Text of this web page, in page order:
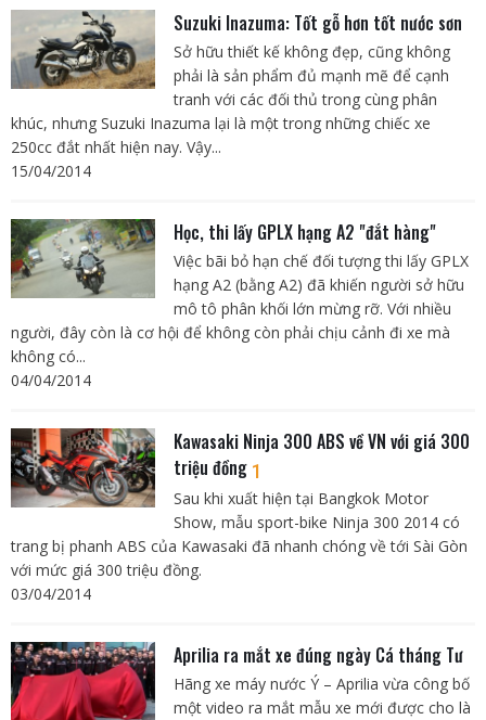
Suzuki Inazuma: Tốt gỗ hơn tốt nước sơn
Sở hữu thiết kế không đẹp, cũng không
phải là sản phẩm đủ mạnh mẽ để cạnh
tranh với các đối thủ trong cùng phân
khúc, nhưng Suzuki Inazuma lại là một trong những chiếc xe
250cc đắt nhất hiện nay. Vậy...
15/04/2014
Học, thi lấy GPLX hạng A2 "đắt hàng"
Việc bãi bỏ hạn chế đối tượng thi lấy GPLX
hạng A2 (bằng A2) đã khiến người sở hữu
mô tô phân khối lớn mừng rỡ. Với nhiều
người, đây còn là cơ hội để không còn phải chịu cảnh đi xe mà
không có...
04/04/2014
Kawasaki Ninja 300 ABS về VN với giá 300
triệu đồng 1
Sau khi xuất hiện tại Bangkok Motor
Show, mẫu sport-bike Ninja 300 2014 có
trang bị phanh ABS của Kawasaki đã nhanh chóng về tới Sài Gòn
với mức giá 300 triệu đồng.
03/04/2014
Aprilia ra mắt xe đúng ngày Cá tháng Tư
Hãng xe máy nước Ý – Aprilia vừa công bố
một video ra mắt mẫu xe mới được cho là